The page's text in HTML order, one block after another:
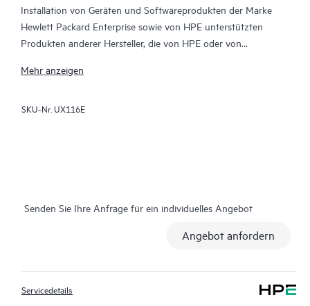
Installation von Geräten und Softwareprodukten der Marke
Hewlett Packard Enterprise sowie von HPE unterstützten
Produkten anderer Hersteller, die von HPE oder von
Installation Service ist Teil eines Pakets aus HPE
zu geben, dass Ihre HPE und von HPE unterstützten Produkte
Mehr anzeigen
SKU-Nr. UX116E
Senden Sie Ihre Anfrage für ein individuelles Angebot
Angebot anfordern
Servicedetails